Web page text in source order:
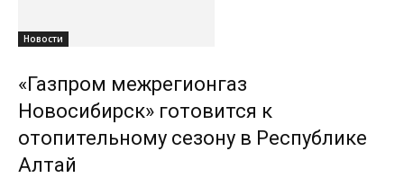
Новости
«Газпром межрегионгаз
Новосибирск» готовится к
отопительному сезону в Республике
Алтай